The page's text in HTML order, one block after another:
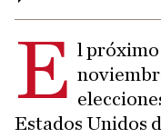
E l próximo
Estados Unidos